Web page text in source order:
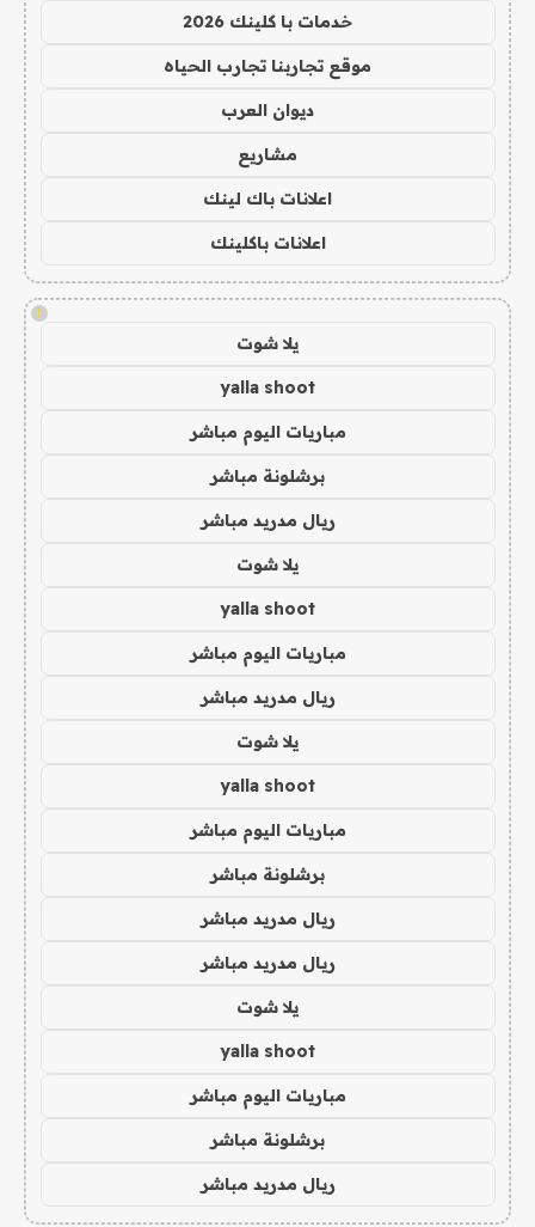
خدمات با كلينك 2026
موقع تجاربنا تجارب الحياه
ديوان العرب
مشاريع
اعلانات باك لينك
اعلانات باكلينك
!
يلا شوت
yalla shoot
مباريات اليوم مباشر
برشلونة مباشر
ريال مدريد مباشر
يلا شوت
yalla shoot
مباريات اليوم مباشر
ريال مدريد مباشر
يلا شوت
yalla shoot
مباريات اليوم مباشر
برشلونة مباشر
ريال مدريد مباشر
ريال مدريد مباشر
يلا شوت
yalla shoot
مباريات اليوم مباشر
برشلونة مباشر
ريال مدريد مباشر